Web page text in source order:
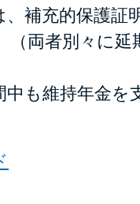
、補充的保護
（両者別々に
中も維持年金